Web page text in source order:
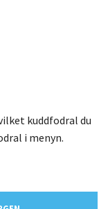
kuddfodral du
i menyn.